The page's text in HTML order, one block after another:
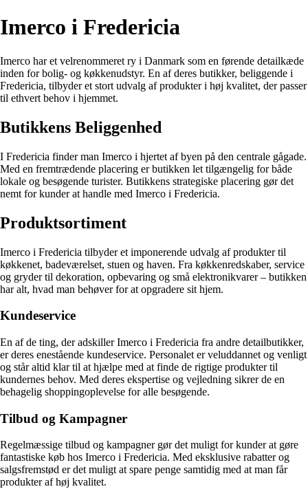
Imerco i Fredericia
Imerco har et velrenommeret ry i Danmark som en førende detailkæde
inden for bolig- og køkkenudstyr. En af deres butikker, beliggende i
Fredericia, tilbyder et stort udvalg af produkter i høj kvalitet, der passer
til ethvert behov i hjemmet.
Butikkens Beliggenhed
I Fredericia finder man Imerco i hjertet af byen på den centrale gågade.
Med en fremtrædende placering er butikken let tilgængelig for både
lokale og besøgende turister. Butikkens strategiske placering gør det
nemt for kunder at handle med Imerco i Fredericia.
Produktsortiment
Imerco i Fredericia tilbyder et imponerende udvalg af produkter til
køkkenet, badeværelset, stuen og haven. Fra køkkenredskaber, service
og gryder til dekoration, opbevaring og små elektronikvarer – butikken
har alt, hvad man behøver for at opgradere sit hjem.
Kundeservice
En af de ting, der adskiller Imerco i Fredericia fra andre detailbutikker,
er deres enestående kundeservice. Personalet er veluddannet og venligt
og står altid klar til at hjælpe med at finde de rigtige produkter til
kundernes behov. Med deres ekspertise og vejledning sikrer de en
behagelig shoppingoplevelse for alle besøgende.
Tilbud og Kampagner
Regelmæssige tilbud og kampagner gør det muligt for kunder at gøre
fantastiske køb hos Imerco i Fredericia. Med eksklusive rabatter og
salgsfremstød er det muligt at spare penge samtidig med at man får
produkter af høj kvalitet.